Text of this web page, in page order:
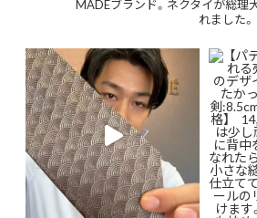
MADEブランド。ネクタイが総理
れました。